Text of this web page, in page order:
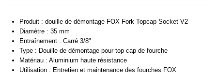
Produit : douille de démontage FOX Fork Topcap Socket V2
Diamètre : 35 mm
Entraînement : Carré 3/8"
Type : Douille de démontage pour top cap de fourche
Matériau : Aluminium haute résistance
Utilisation : Entretien et maintenance des fourches FOX